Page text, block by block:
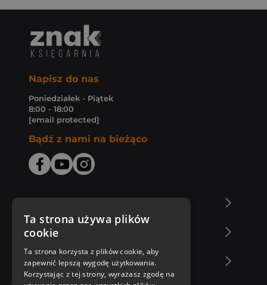
Napisz do nas
Poniedziałek - Piątek
8:00 - 18:00
[email protected]
Bądź z nami na bieżąco
Zakupy u nas
Nasza oferta
Ta strona używa plików
cookie
Ta strona korzysta z plików cookie, aby
zapewnić lepszą wygodę użytkowania.
Korzystając z tej strony, wyrażasz zgodę na